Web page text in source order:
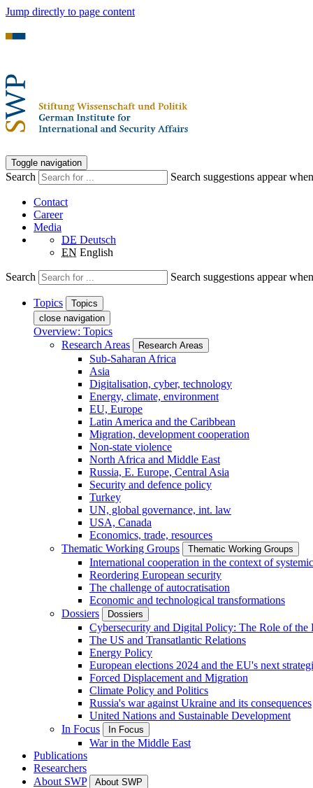
Jump directly to page content
Toggle navigation
Search Search suggestions appear
Contact
Career
Media
DE Deutsch
EN English
Search Search suggestions appear
Topics
Topics
close navigation
Overview: Topics
Research Areas
Research Areas
Sub-Saharan Africa
Asia
Digitalisation, cyber, technology
Energy, climate, environment
EU, Europe
Latin America and the Caribbean
Migration, development cooperation
Non-state violence
North Africa and Middle East
Russia, E. Europe, Central Asia
Security and defence policy
Turkey
UN, global governance, int. law
USA, Canada
Economics, trade, resources
Thematic Working Groups
Thematic Working Groups
International cooperation in the context of
Reordering European security
The challenge of autocratisation
Economic and technological transformations
Dossiers
Dossiers
Cybersecurity and Digital Policy: The Role of
The US and Transatlantic Relations
Energy Policy
European elections 2024 and the EU's next
Forced Displacement and Migration
Climate Policy and Politics
Russia's war against Ukraine and its consequences
United Nations and Sustainable Development
In Focus
In Focus
War in the Middle East
Publications
Researchers
About SWP
About SWP